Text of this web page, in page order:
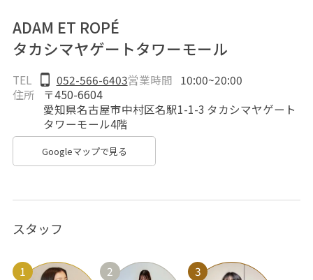
ADAM ET ROPÉ
タカシマヤゲートタワーモール
TEL 052-566-6403営業時間
10:00~20:00
住所
〒450-6604
愛知県名古屋市中村区名駅1-1-3 タカシマヤゲート
タワーモール4階
Googleマップで見る
スタッフ
1 2 3